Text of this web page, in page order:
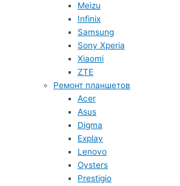
Meizu
Infinix
Samsung
Sony Xperia
Xiaomi
ZTE
Ремонт планшетов
Acer
Asus
Digma
Explay
Lenovo
Oysters
Prestigio